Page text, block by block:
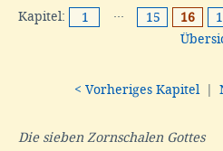
Kapitel: 1 ··· 15 16
< Vorheriges Kapitel
Die sieben Zornschalen Gottes